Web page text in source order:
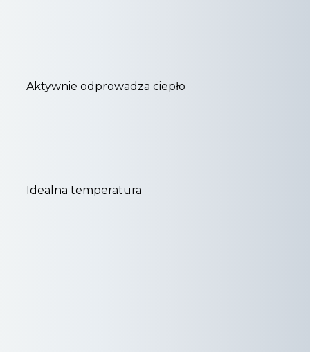
Aktywnie odprowadza ciepło
Idealna temperatura